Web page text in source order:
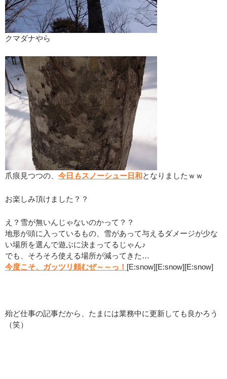
クマダナやら
爪痕見つつの、 今日 も スノーシュー日和となりましたｗｗ
お楽しみ頂けました？？
え？雪が無いんじゃないのかって？？
地形が頭に入っているもの、雪があって与えるダメージが少な
い場所を選んで遊ぶに決まってるじゃん♪
でも、そろそろ使える場所が減ってきた…
今度こそ、ガッツリ頼むぜ～～っ！ [E:snow][E:snow][E:snow]
殆ど仕事の記事だから、たまには業務中に更新しても良かろう
（笑）